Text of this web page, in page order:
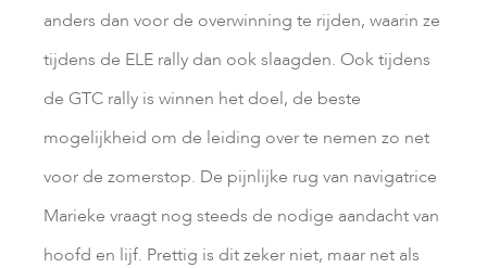
anders dan voor de overwinning te rijden, waarin ze
tijdens de ELE rally dan ook slaagden. Ook tijdens
de GTC rally is winnen het doel, de beste
mogelijkheid om de leiding over te nemen zo net
voor de zomerstop. De pijnlijke rug van navigatrice
Marieke vraagt nog steeds de nodige aandacht van
hoofd en lijf. Prettig is dit zeker niet, maar net als